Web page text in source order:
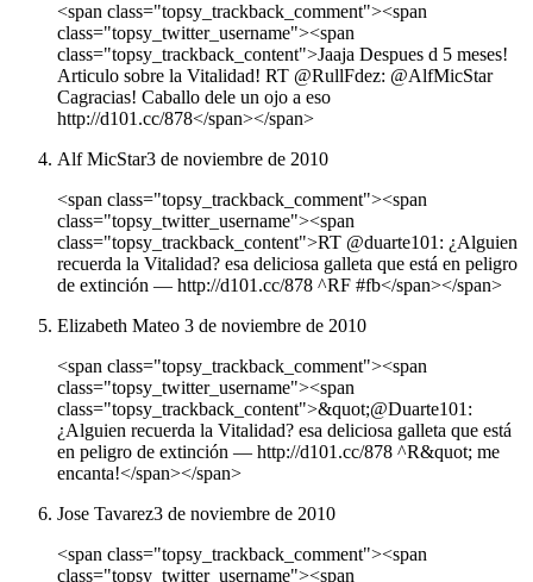
<span class="topsy_trackback_comment"><span
class="topsy_twitter_username"><span
class="topsy_trackback_content">Jaaja Despues d 5 meses!
Articulo sobre la Vitalidad! RT @RullFdez: @AlfMicStar
Cagracias! Caballo dele un ojo a eso
http://d101.cc/878</span></span>
Alf MicStar3 de noviembre de 2010
<span class="topsy_trackback_comment"><span
class="topsy_twitter_username"><span
class="topsy_trackback_content">RT @duarte101: ¿Alguien
recuerda la Vitalidad? esa deliciosa galleta que está en peligro
de extinción ― http://d101.cc/878 ^RF #fb</span></span>
Elizabeth Mateo 3 de noviembre de 2010
<span class="topsy_trackback_comment"><span
class="topsy_twitter_username"><span
class="topsy_trackback_content">&quot;@Duarte101:
¿Alguien recuerda la Vitalidad? esa deliciosa galleta que está
en peligro de extinción ― http://d101.cc/878 ^R&quot; me
encanta!</span></span>
Jose Tavarez3 de noviembre de 2010
<span class="topsy_trackback_comment"><span
class="topsy_twitter_username"><span